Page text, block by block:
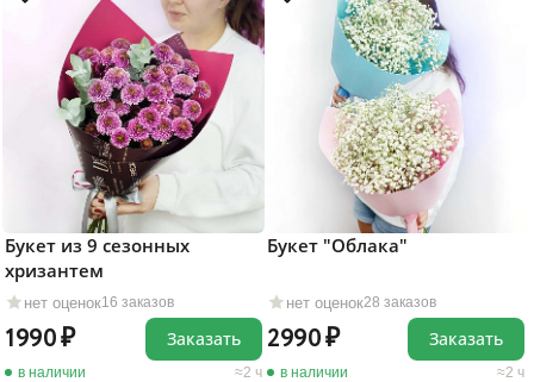
нет оценок16 заказов
Букет из 9 сезонных
хризантем
1990
в наличии 2 ч
Заказать
нет оценок28 заказов
Букет "Облака"
2990
в наличии 2 ч
Заказать